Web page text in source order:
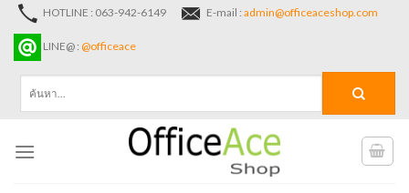
Skip
content
HOTLINE : 063-942-6149 E-mail : admin@officeaceshop.com
LINE@ : @officeace